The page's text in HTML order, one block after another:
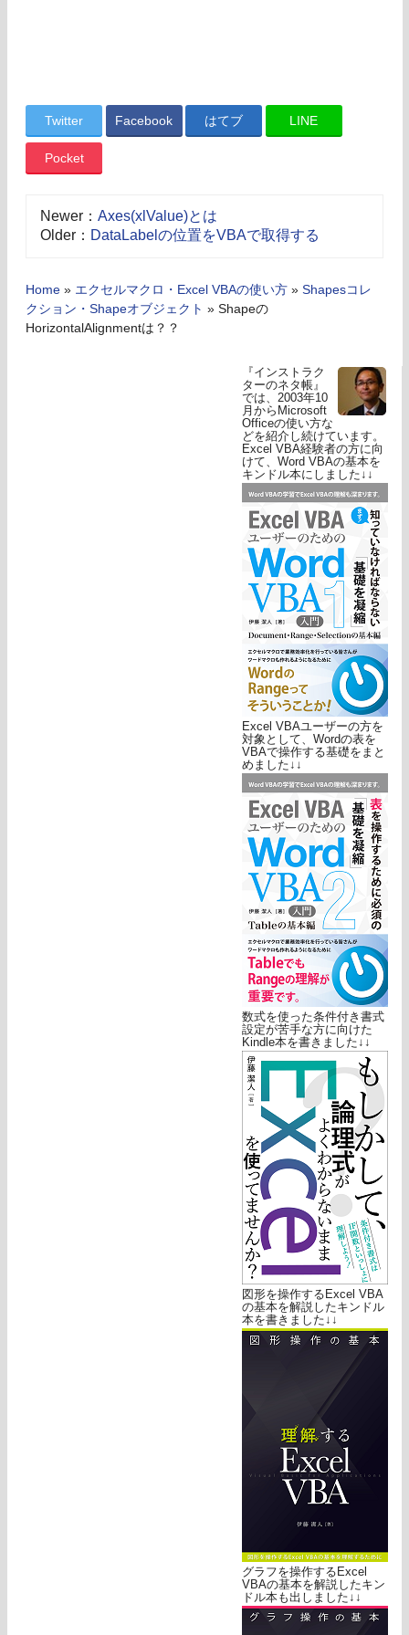
Twitter Facebook はてブ LINE
Pocket
Newer： Axes(xlValue)とは
Older： DataLabelの位置をVBAで取得する
Home » エクセルマクロ・Excel VBAの使い方 » Shapesコレ
クション・Shapeオブジェクト » Shapeの
HorizontalAlignmentは？？
『インストラク
ターのネタ帳』
では、2003年10
月からMicrosoft
Officeの使い方な
どを紹介し続けています。
Excel VBA経験者の方に向
けて、Word VBAの基本を
キンドル本にしました↓↓
Excel VBAユーザーの方を
対象として、Wordの表を
VBAで操作する基礎をまと
めました↓↓
数式を使った条件付き書式
設定が苦手な方に向けた
Kindle本を書きました↓↓
図形を操作するExcel VBA
の基本を解説したキンドル
本を書きました↓↓
グラフを操作するExcel
VBAの基本を解説したキン
ドル本も出しました↓↓